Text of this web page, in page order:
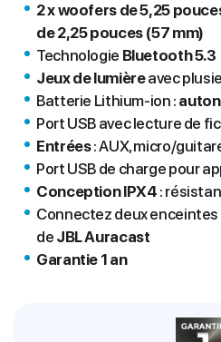
2 x woofers de 5,25
de 2,25 pouces (57 mm)
Technologie Bluetooth 5.3
Jeux de lumièreavec
Batterie Lithium-ion :
Port USB avec lecture de
Entrées: AUX, micro/
Port USB de charge pour
Conception IPX4 :
Connectez deux enceintes
de JBL Auracast
Garantie 1 an